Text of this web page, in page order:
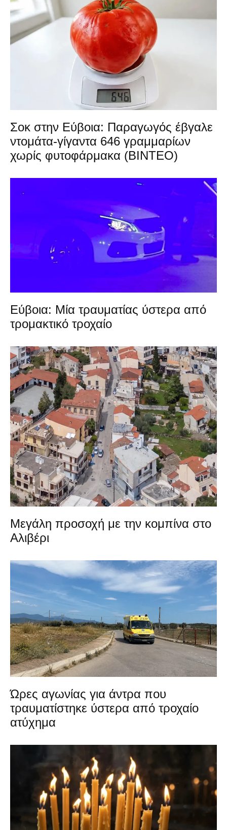
Σοκ στην Εύβοια: Παραγωγός έβγαλε
ντομάτα-γίγαντα 646 γραμμαρίων
χωρίς φυτοφάρμακα (ΒΙΝΤΕΟ)
Εύβοια: Μία τραυματίας ύστερα από
τρομακτικό τροχαίο
Μεγάλη προσοχή με την κομπίνα στο
Αλιβέρι
Ώρες αγωνίας για άντρα που
τραυματίστηκε ύστερα από τροχαίο
ατύχημα